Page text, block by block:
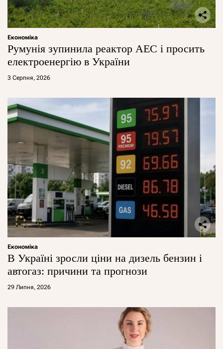
Економіка
Румунія зупинила реактор АЕС і просить
електроенергію в України
3 Серпня, 2026
Економіка
В Україні зросли ціни на дизель бензин і
автогаз: причини та прогнози
29 Липня, 2026